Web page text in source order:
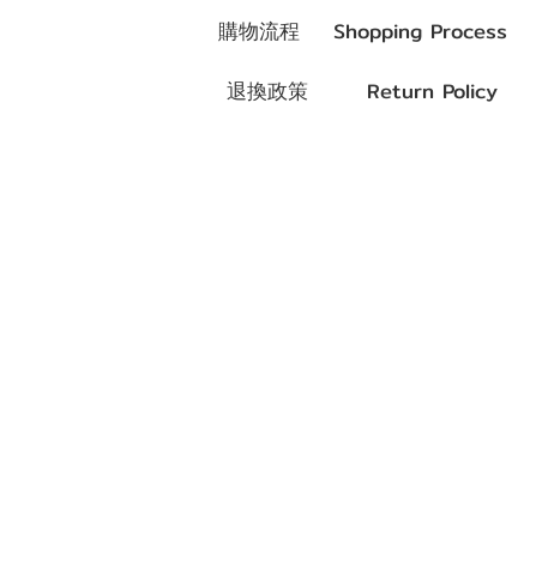
購物流程 Shopping Process
退換政策 Return Policy